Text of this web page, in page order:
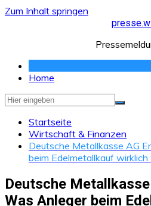
Zum Inhalt springen
Home
Startseite
Wirtschaft & Finanzen
Deutsche Metallkasse AG
beim Edelmetallkauf
Deutsche
Was Anleger beim